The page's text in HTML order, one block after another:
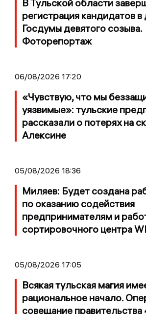
В Тульской области
регистрация кандидатов в
Госдумы девятого созыва.
Фоторепортаж
06/08/2026 17:20
«Чувствую, что мы
уязвимые»: тульские
рассказали о потерях на
Алексине
05/08/2026 18:36
Миляев: Будет создана
по оказанию содействия
предпринимателям и
сортировочного центра
05/08/2026 17:05
Всякая тульская магия
рациональное начало.
совещание правительства